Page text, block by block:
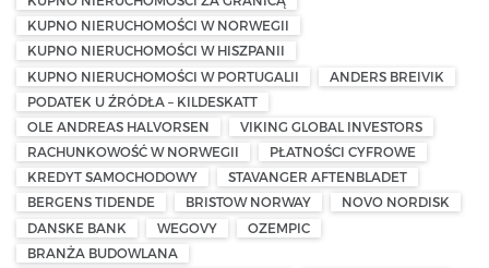
KUPNO NIERUCHOMOŚCI W NORWEGII
KUPNO NIERUCHOMOŚCI W HISZPANII
KUPNO NIERUCHOMOŚCI W PORTUGALII
ANDERS BREIVIK
PODATEK U ŹRÓDŁA – KILDESKATT
OLE ANDREAS HALVORSEN
VIKING GLOBAL INVESTORS
RACHUNKOWOŚĆ W NORWEGII
PŁATNOŚCI CYFROWE
KREDYT SAMOCHODOWY
STAVANGER AFTENBLADET
BERGENS TIDENDE
BRISTOW NORWAY
NOVO NORDISK
DANSKE BANK
WEGOVY
OZEMPIC
BRANŻA BUDOWLANA